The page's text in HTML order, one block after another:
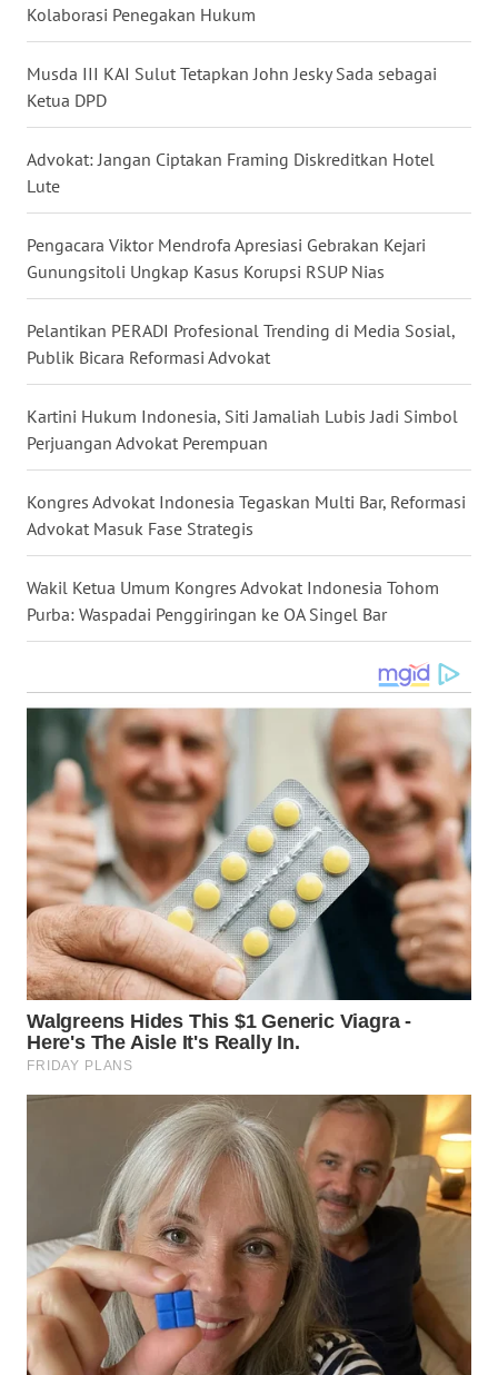
Kolaborasi Penegakan Hukum
Musda III KAI Sulut Tetapkan John Jesky Sada sebagai
Ketua DPD
Advokat: Jangan Ciptakan Framing Diskreditkan Hotel
Lute
Pengacara Viktor Mendrofa Apresiasi Gebrakan Kejari
Gunungsitoli Ungkap Kasus Korupsi RSUP Nias
Pelantikan PERADI Profesional Trending di Media Sosial,
Publik Bicara Reformasi Advokat
Kartini Hukum Indonesia, Siti Jamaliah Lubis Jadi Simbol
Perjuangan Advokat Perempuan
Kongres Advokat Indonesia Tegaskan Multi Bar, Reformasi
Advokat Masuk Fase Strategis
Wakil Ketua Umum Kongres Advokat Indonesia Tohom
Purba: Waspadai Penggiringan ke OA Singel Bar
KEPRI
PAPUA
PAPUA
BARAT
WN
RIAU
WN
SERAMBI
WN
JAMBI
WN
SULTENG
WN
SULBAR
WN
BABEL
WN
SUMBAR
WN
SUMSEL
BENGKULU
WN
LAMPUNG
WN
JATENG